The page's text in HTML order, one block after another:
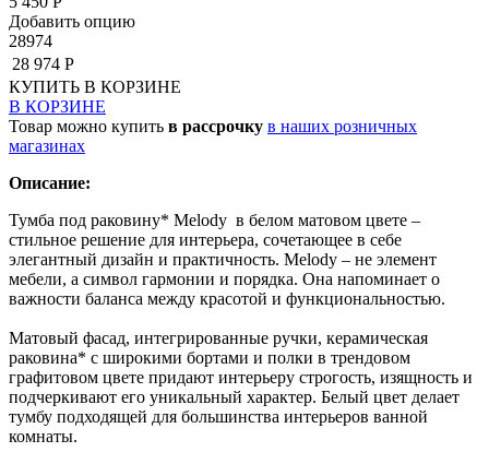
Добавить опцию
28974
28 974 Р
КУПИТЬ В КОРЗИНЕ
В КОРЗИНЕ
Товар можно купить в рассрочку в наших розничных
магазинах
Описание:
Тумба под раковину* Melody в белом матовом цвете –
стильное решение для интерьера, сочетающее в себе
элегантный дизайн и практичность. Melody – не элемент
мебели, а символ гармонии и порядка. Она напоминает о
важности баланса между красотой и функциональностью.
Матовый фасад, интегрированные ручки, керамическая
раковина* с широкими бортами и полки в трендовом
графитовом цвете придают интерьеру строгость, изящность и
подчеркивают его уникальный характер. Белый цвет делает
тумбу подходящей для большинства интерьеров ванной
комнаты.